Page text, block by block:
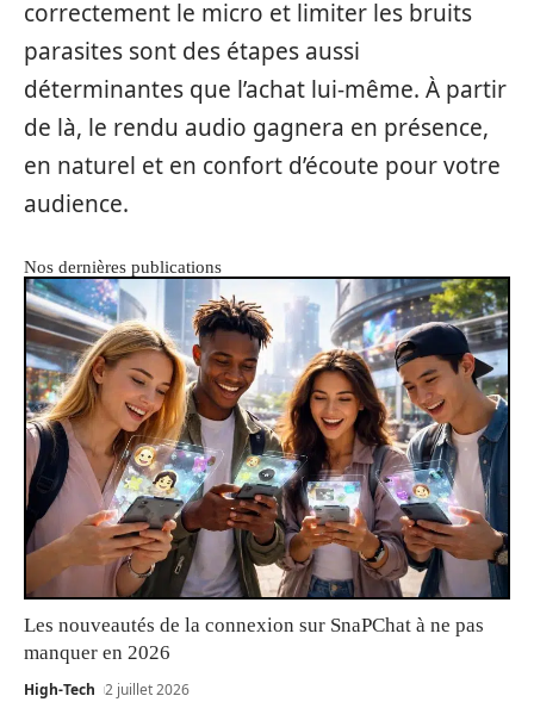
correctement le micro et limiter les bruits
parasites sont des étapes aussi
déterminantes que l’achat lui-même. À partir
de là, le rendu audio gagnera en présence,
en naturel et en confort d’écoute pour votre
audience.
Nos dernières publications
Les nouveautés de la connexion sur SnaPChat à ne pas
manquer en 2026
High-Tech 2 juillet 2026